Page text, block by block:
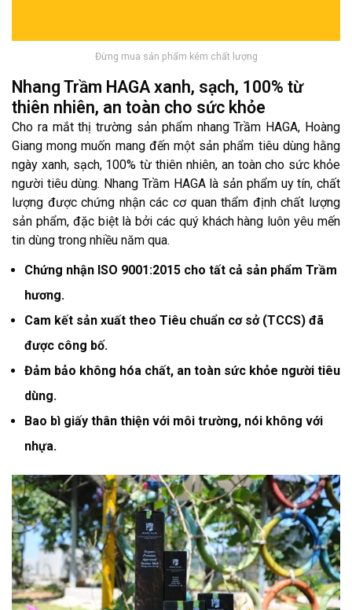
Đừng mua sản phẩm kém chất lượng
Nhang Trầm HAGA xanh, sạch, 100% từ
thiên nhiên, an toàn cho sức khỏe
Cho ra mắt thị trường sản phẩm nhang Trầm HAGA, Hoàng
Giang mong muốn mang đến một sản phẩm tiêu dùng hằng
ngày xanh, sạch, 100% từ thiên nhiên, an toàn cho sức khỏe
người tiêu dùng. Nhang Trầm HAGA là sản phẩm uy tín, chất
lượng được chứng nhận các cơ quan thẩm định chất lượng
sản phẩm, đặc biệt là bởi các quý khách hàng luôn yêu mến
tin dùng trong nhiều năm qua.
Chứng nhận ISO 9001:2015 cho tất cả sản phẩm Trầm
hương.
Cam kết sản xuất theo Tiêu chuẩn cơ sở (TCCS) đã
được công bố.
Đảm bảo không hóa chất, an toàn sức khỏe người tiêu
dùng.
Bao bì giấy thân thiện với môi trường, nói không với
nhựa.